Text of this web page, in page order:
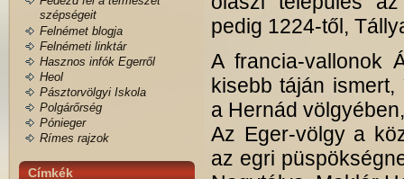
szépségeit
Felnémet blogja
Felnémeti linktár
Hasznos infók Egerről
Heol
Pásztorvölgyi Iskola
Polgárőrség
Pónieger
Rímes rajzok
Címkék
pedig 1224-től,
A francia-vallonok
kisebb táján
a Hernád
Az Eger-völgy a
az egri